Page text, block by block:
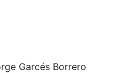
Garcés Borrero